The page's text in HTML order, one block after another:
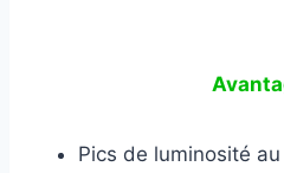
Pics de luminosité